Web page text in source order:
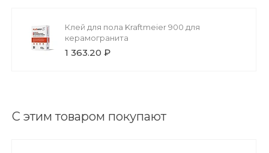
Клей для пола Kraftmeier 900 для
керамогранита
1 363.20 ₽
С этим товаром покупают